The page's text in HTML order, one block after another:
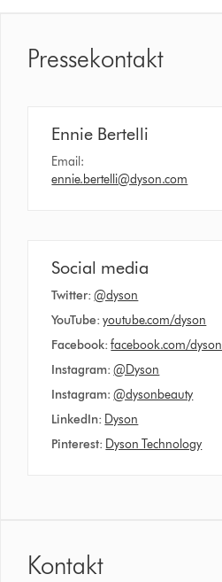
Pressekontakt
Ennie Bertelli
Email:
ennie.bertelli@dyson.com
Social media
Twitter: @dyson
YouTube: youtube.com/dyson
Facebook: facebook.com/dyson
Instagram:@Dyson
Instagram:@dysonbeauty
LinkedIn: Dyson
Pinterest: Dyson Technology
Kontakt